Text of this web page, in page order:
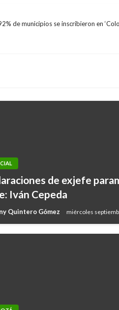
de municipios se inscribieron en
de exjefe
Iván Cepeda
Quintero Gómez miércoles